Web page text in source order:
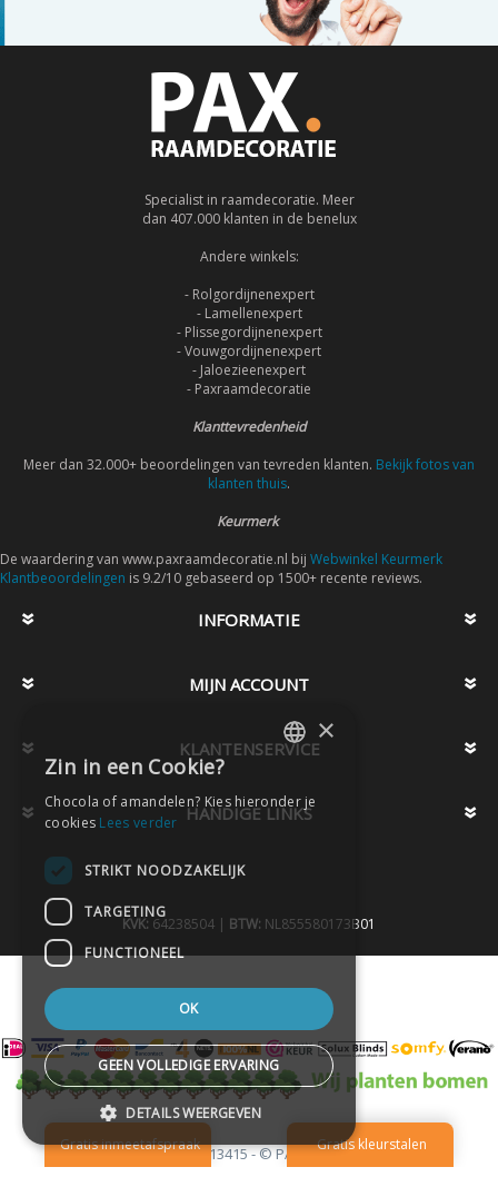
Specialist in raamdecoratie. Meer
dan 407.000 klanten in de benelux
Andere winkels:
- Rolgordijnenexpert
- Lamellenexpert
- Plissegordijnenexpert
- Vouwgordijnenexpert
- Jaloezieenexpert
- Paxraamdecoratie
Klanttevredenheid
Meer dan 32.000+ beoordelingen van tevreden klanten. Bekijk fotos van
klanten thuis.
Keurmerk
De waardering van www.paxraamdecoratie.nl bij Webwinkel Keurmerk
Klantbeoordelingen is 9.2/10 gebaseerd op 1500+ recente reviews.
INFORMATIE
MIJN ACCOUNT
KLANTENSERVICE
HANDIGE LINKS
KVK: 64238504 | BTW: NL855580173B01
Telefoon020-2613415 -© PAX Company B.V.
DUTCH
×
Zin in een Cookie?
Chocola of amandelen? Kies hieronder je
cookies Lees verder
STRIKT NOODZAKELIJK
TARGETING
FUNCTIONEEL
OK
GEEN VOLLEDIGE ERVARING
DETAILS WEERGEVEN